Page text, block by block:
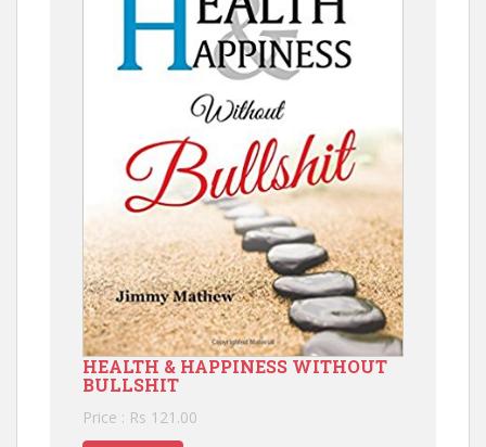
HEALTH & HAPPINESS WITHOUT
BULLSHIT
Price : Rs 121.00